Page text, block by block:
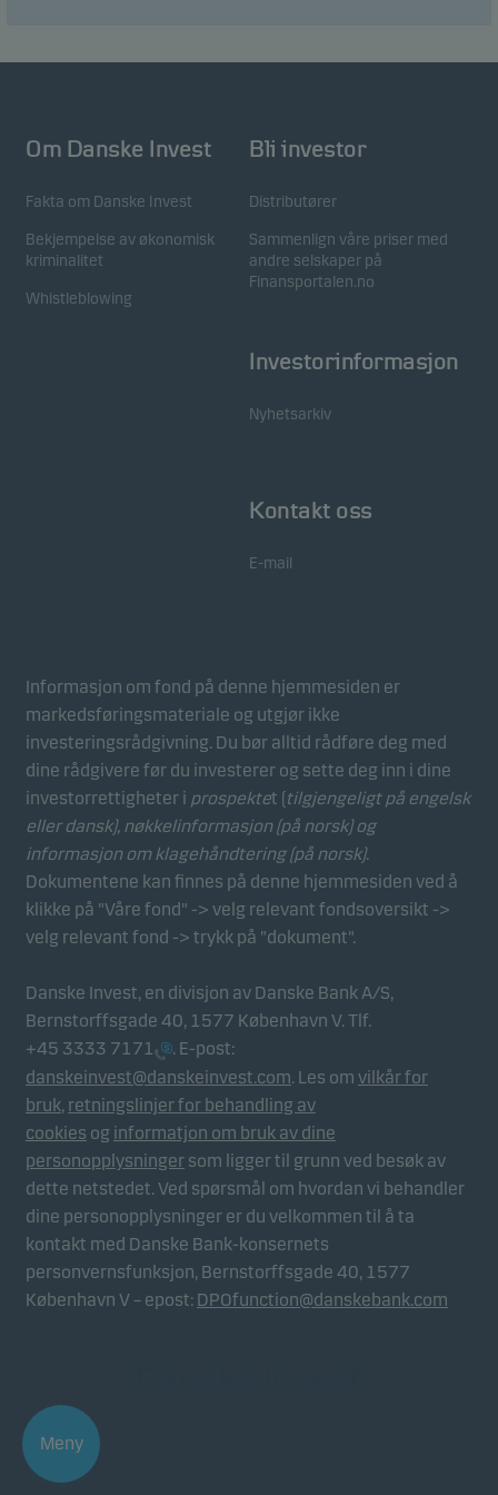
Meny
Om Danske Invest
Fakta om Danske Invest
Bekjempelse av økonomisk
kriminalitet
Whistleblowing
Bli investor
Distributører
Sammenlign våre priser med
andre selskaper på
Finansportalen.no
Investorinformasjon
Nyhetsarkiv
Kontakt oss
E-mail
Informasjon om fond på denne hjemmesiden er
markedsføringsmateriale og utgjør ikke
investeringsrådgivning. Du bør alltid rådføre deg med
dine rådgivere før du investerer og sette deg inn i dine
investorrettigheter i prospektet (tilgjengeligt på engelsk
eller dansk), nøkkelinformasjon (på norsk)og
informasjon om klagehåndtering (på norsk).
Dokumentene kan finnes på denne hjemmesiden ved å
klikke på "Våre fond" -> velg relevant fondsoversikt ->
velg relevant fond -> trykk på "dokument".
Danske Invest, en divisjon av Danske Bank A/S,
Bernstorffsgade 40, 1577 København V. Tlf.
+45 3333 7171
. E-post:
danskeinvest@danskeinvest.com. Les om vilkår for
bruk, retningslinjer for behandling av
cookies og informatjon om bruk av dine
personopplysninger som ligger til grunn ved besøk av
dette netstedet. Ved spørsmål om hvordan vi behandler
dine personopplysninger er du velkommen til å ta
kontakt med Danske Bank-konsernets
personvernsfunksjon, Bernstorffsgade 40, 1577
København V – epost: DPOfunction@danskebank.com
Funksjonelle (eller såkalte "preferanse"-)
dine valg av innstillinger som påvirker måten siden
i informasjonskapselfanen.
Disse informasjonskapslene bruker vi til å spore
atferden til våre besøkende på et aggregert nivå for
å måle og optimalisere funksjonaliteten til
informasjonskapslene i informasjonskapselfanen.